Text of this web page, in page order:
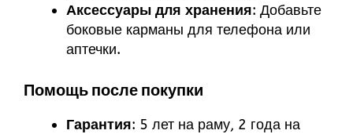
Аксессуары для хранения: Добавьте
боковые карманы для телефона или
аптечки.
Помощь после покупки
Гарантия: 5 лет на раму, 2 года на